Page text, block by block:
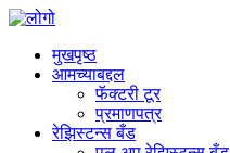
मुखपृष्ठ
आमच्याबद्दल
फॅक्टरी टूर
प्रमाणपत्र
रेझिस्टन्स बँड